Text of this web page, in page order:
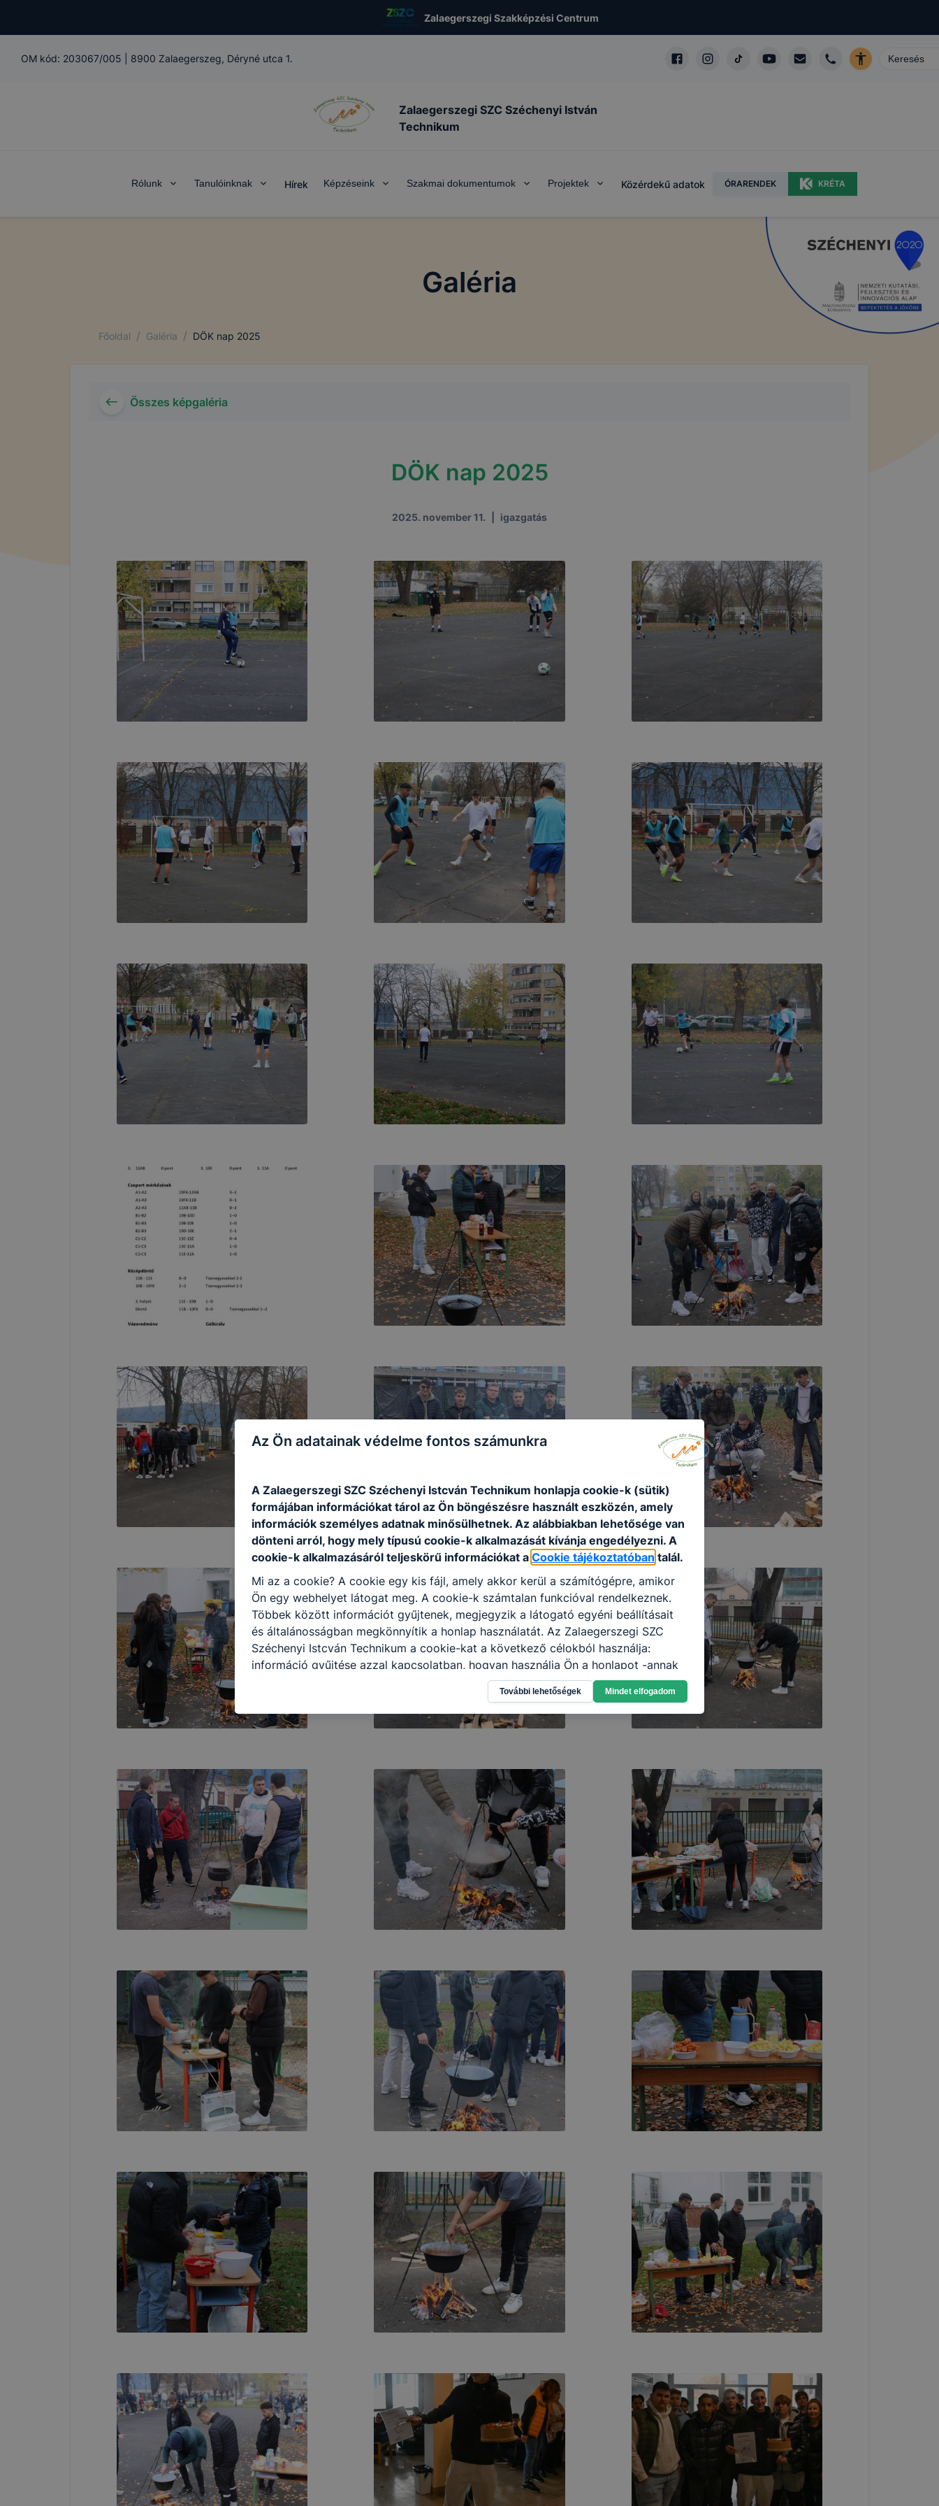
Zalaegerszegi Szakképzési Centrum
OM kód: 203067/005 8900 Zalaegerszeg, Déryné utca 1.
Zalaegerszegi SZC Széchenyi István
Technikum
Rólunk Tanulóinknak Hírek Képzéseink Szakmai dokumentumok Projektek Közérdekű adatok ÓRARENDEK KRÉTA
Galéria
Főoldal / Galéria / DÖK nap 2025
Összes képgaléria
DÖK nap 2025
2025. november 11. igazgatás
Az Ön adatainak védelme fontos számunkra
A Zalaegerszegi SZC Széchenyi Istcván Technikum honlapja cookie-k (sütik)
formájában információkat tárol az Ön böngészésre használt eszközén, amely
információk személyes adatnak minősülhetnek. Az alábbiakban lehetősége van
dönteni arról, hogy mely típusú cookie-k alkalmazását kívánja engedélyezni. A
cookie-k alkalmazásáról teljeskörű információkat a Cookie tájékoztatóban talál.
Mi az a cookie? A cookie egy kis fájl, amely akkor kerül a számítógépre, amikor
Ön egy webhelyet látogat meg. A cookie-k számtalan funkcióval rendelkeznek.
Többek között információt gyűjtenek, megjegyzik a látogató egyéni beállításait
és általánosságban megkönnyítik a honlap használatát. Az Zalaegerszegi SZC
Széchenyi Istcván Technikum a cookie-kat a következő célokból használja:
információ gyűjtése azzal kapcsolatban, hogyan használja Ön a honlapot -annak
felmérésével, hogy a honlap melyik részeit látogatja, vagy használja leginkább,
így megtudhatjuk, hogyan biztosítsunk Önnek még jobb felhasználói élményt, ha
ismét meglátogatja oldalunkat, honlap fejlesztése. Hogyan ellenőrizheti és hogyan
tudja kikapcsolni a cookie-kat? Minden modern böngésző engedélyezi a cookie-k
Felhívjuk figyelmét, hogy mivel a cookie-k célja honlapunk használhatóságának és
folyamatainak megkönnyítése vagy lehetővé tétele, a cookie-k alkalmazásának
megakadályozása vagy törlése által előfordulhat, hogy felhasználóink nem
lesznek képesek honlapunk funkcióinak teljes körű használatára, vagy a honlap a
tervezettől eltérően fog működni böngészőjében.
További lehetőségek Mindet elfogadom